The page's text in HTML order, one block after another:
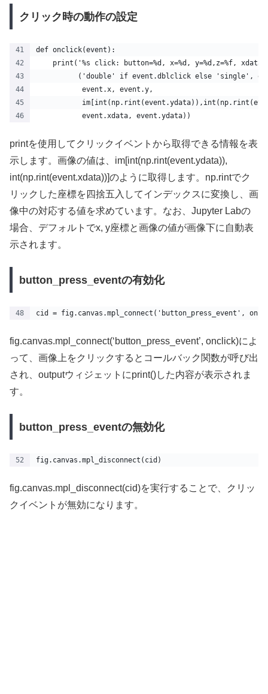
クリック時の動作の設定
def onclick(event):
print('%s click: button=%d, x=%d, y=%d,z=%f,
('double' if event.dblclick else 'single',
           event.x, event.y,
           event.xdata, event.ydata))
printを使用してクリックイベントから取得できる情報を表
示します。画像の値は、im[int(np.rint(event.ydata)),
int(np.rint(event.xdata))]のように取得します。np.rintでク
リックした座標を四捨五入してインデックスに変換し、画
像中の対応する値を求めています。なお、Jupyter Labの
場合、デフォルトでx, y座標と画像の値が画像下に自動表
示されます。
button_press_eventの有効化
cid = fig.canvas.mpl_connect('button_press_event',
fig.canvas.mpl_connect(‘button_press_event’, onclick)によ
って、画像上をクリックするとコールバック関数が呼び出
され、outputウィジェットにprint()した内容が表示されま
す。
button_press_eventの無効化
fig.canvas.mpl_disconnect(cid)
fig.canvas.mpl_disconnect(cid)を実行することで、クリッ
クイベントが無効になります。